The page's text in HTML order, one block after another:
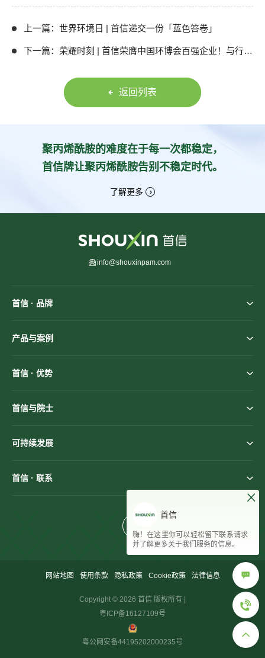
上一篇：世界环境日 | 首信递交一份「蓝色答卷」
下一篇：荣耀时刻 | 首信荣膺中国环博会百强企业！与行业巨头共启新篇
返回列表
聚丙烯酰胺的难度在于每一次都稳定，
首信牌让聚丙烯酰胺告别不稳定时代。
了解更多
info@shouxinpam.com
首信 · 品牌
产品与案例
首信 · 优势
首信与院士
可持续发展
首信 · 联系
Copyright © 2026 首信 版权所有 |
粤ICP备16127109号
粤公网安备44195202000235号
网站地图 使用条款 隐私政策 Cookie政策 法律信息
首信
嗨！在这里你可以轻松留下联系请求
并了解更多关于我们服务的信息。